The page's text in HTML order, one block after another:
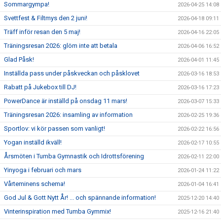
Sommargympa! 2026-04-25 14:08
Svettfest & Filtmys den 2 juni! 2026-04-18 09:11
Träff inför resan den 5 maj! 2026-04-16 22:05
Träningsresan 2026: glöm inte att betala 2026-04-06 16:52
Glad Påsk! 2026-04-01 11:45
Inställda pass under påskveckan och påsklovet 2026-03-16 18:53
Rabatt på Jukebox till DJ! 2026-03-16 17:23
PowerDance är inställd på onsdag 11 mars! 2026-03-07 15:33
Träningsresan 2026: insamling av information 2026-02-25 19:36
Sportlov: vi kör passen som vanligt! 2026-02-22 16:56
Yogan inställd ikväll! 2026-02-17 10:55
Årsmöten i Tumba Gymnastik och Idrottsförening 2026-02-11 22:00
Yinyoga i februari och mars 2026-01-24 11:22
Vårteminens schema! 2026-01-04 16:41
God Jul & Gott Nytt År! ... och spännande information! 2025-12-20 14:40
Vinterinspiration med Tumba Gymmix! 2025-12-16 21:40